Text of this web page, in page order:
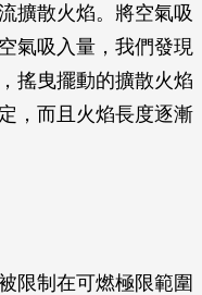
擴散火焰。將空氣吸
氣吸入量，我們發現
搖曳擺動的擴散火焰
，而且火焰長度逐漸
限制在可燃極限範圍